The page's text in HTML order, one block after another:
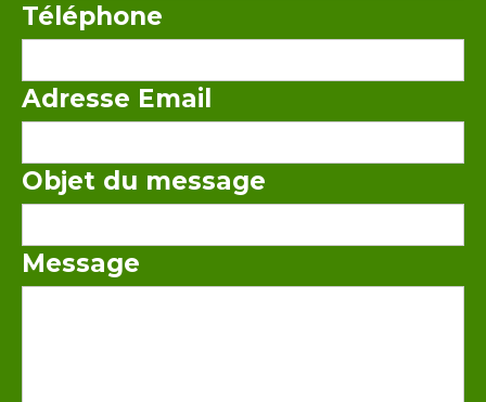
Téléphone
Adresse Email
Objet du message
Message